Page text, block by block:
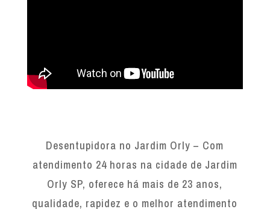
Desentupidora no Jardim Orly – Com
atendimento 24 horas na cidade de Jardim
Orly SP, oferece há mais de 23 anos,
qualidade, rapidez e o melhor atendimento